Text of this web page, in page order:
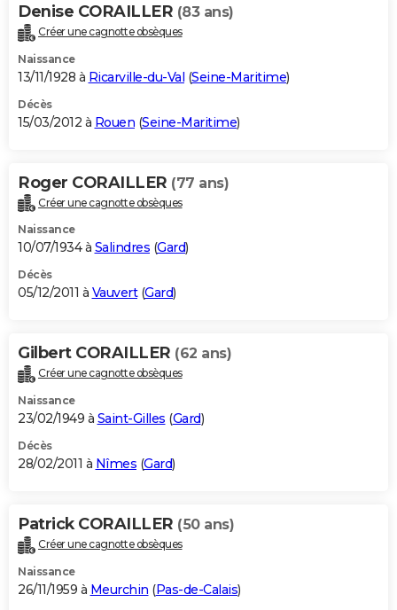
Denise CORAILLER (83 ans)
Créer une cagnotte obsèques
Naissance
13/11/1928 à Ricarville-du-Val (Seine-Maritime)
Décès
15/03/2012 à Rouen (Seine-Maritime)
Roger CORAILLER (77 ans)
Créer une cagnotte obsèques
Naissance
10/07/1934 à Salindres (Gard)
Décès
05/12/2011 à Vauvert(Gard)
Gilbert CORAILLER (62 ans)
Créer une cagnotte obsèques
Naissance
23/02/1949 à Saint-Gilles (Gard)
Décès
28/02/2011 à Nîmes (Gard)
Patrick CORAILLER (50 ans)
Créer une cagnotte obsèques
Naissance
26/11/1959 à Meurchin (Pas-de-Calais)